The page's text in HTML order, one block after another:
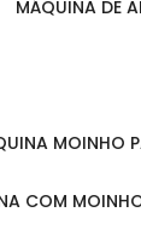
MÁQUINA DE
MOINHO
COM